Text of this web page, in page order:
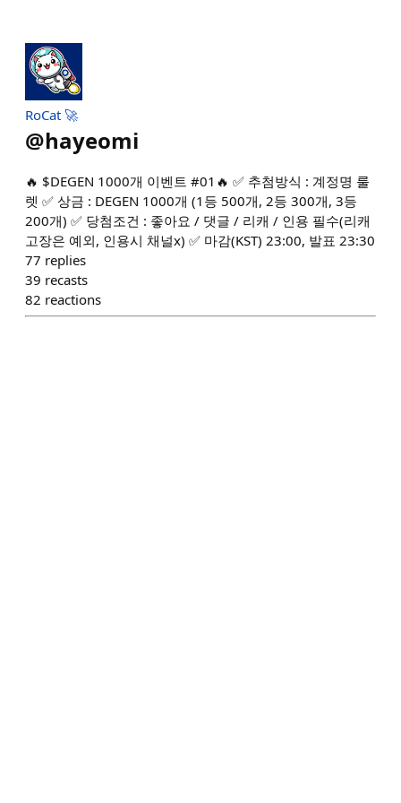
RoCat 🚀
@hayeomi
🔥 $DEGEN 1000개 이벤트 #01🔥 ✅ 추첨방식 : 계정명 룰
렛 ✅ 상금 : DEGEN 1000개 (1등 500개, 2등 300개, 3등
200개) ✅ 당첨조건 : 좋아요 / 댓글 / 리캐 / 인용 필수(리캐
고장은 예외, 인용시 채널x) ✅ 마감(KST) 23:00, 발표 23:30
77 replies
39 recasts
82 reactions